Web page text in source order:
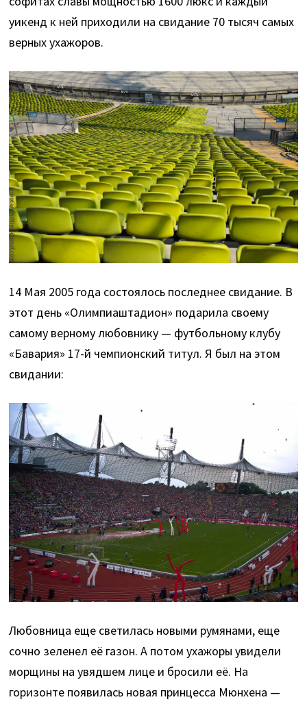
уикенд к ней приходили на свидание 70 тысяч самых
верных ухажоров.
14 Мая 2005 года состоялось последнее свидание. В
этот день «Олимпиаштадион» подарила своему
самому верному любовнику — футбольному клубу
«Бавария» 17-й чемпионский титул. Я был на этом
свидании:
Любовница еще светилась новыми румянами, еще
сочно зеленел её газон. А потом ухажоры увидели
морщины на увядшем лице и бросили её. На
горизонте появилась новая принцесса Мюнхена —